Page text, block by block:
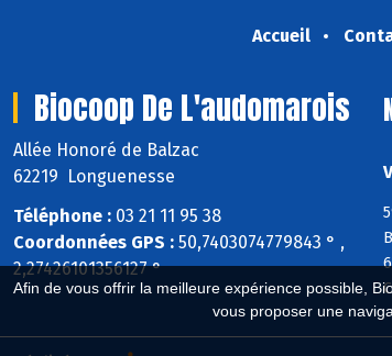
Afin de vous offrir la meilleure expérience possible,
vous proposer une
Accueil
Biocoop De L'audomarois
Allée Honoré de Balzac
62219 Longuenesse
Téléphone : 03 21 11 95 38
Coordonnées GPS : 50,7403074779843 ° ,
2,27426101356127 °